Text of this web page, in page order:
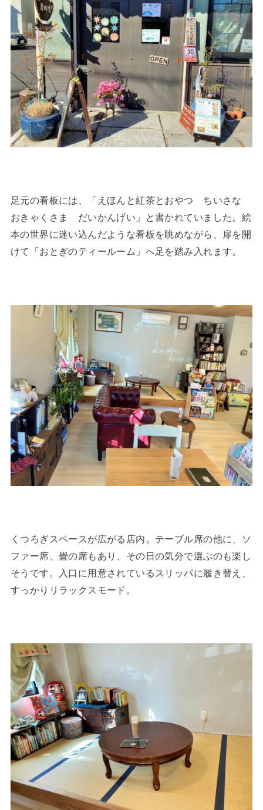
足元の看板には、「えほんと紅茶とおやつ ちいさな
おきゃくさま だいかんげい」と書かれていました。絵
本の世界に迷い込んだような看板を眺めながら、扉を開
けて「おとぎのティールーム」へ足を踏み入れます。
くつろぎスペースが広がる店内。テーブル席の他に、ソ
ファー席、畳の席もあり、その日の気分で選ぶのも楽し
そうです。入口に用意されているスリッパに履き替え、
すっかりリラックスモード。